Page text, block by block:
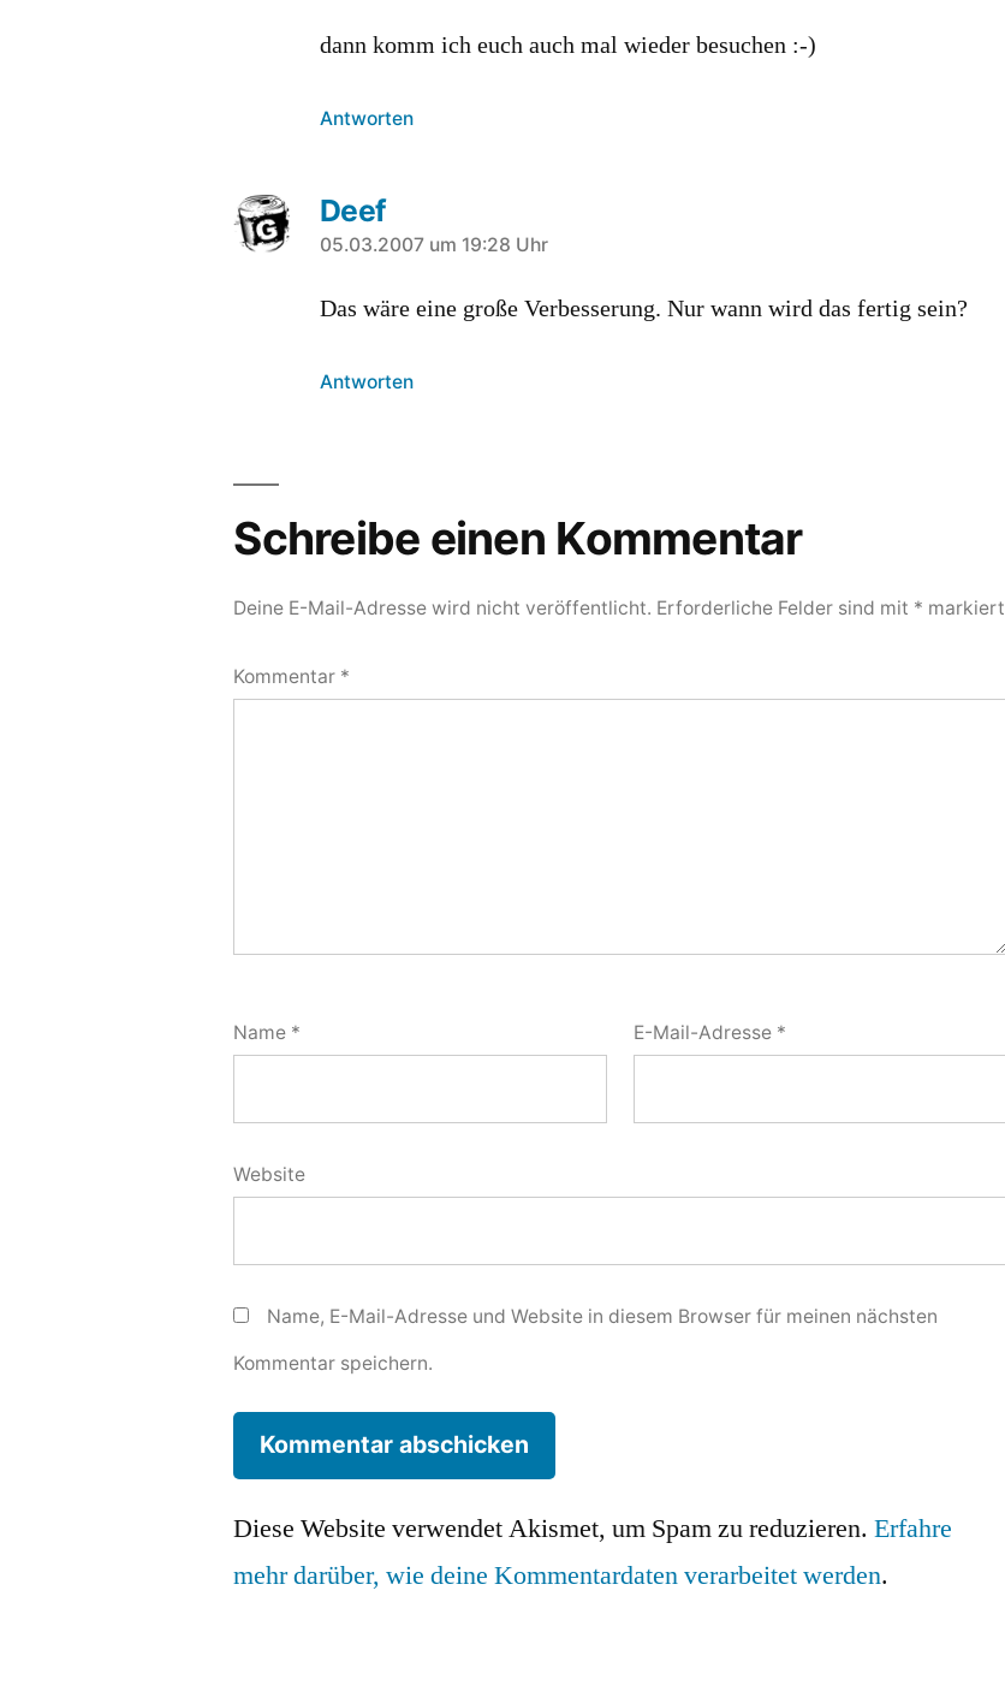
dann komm ich euch auch mal wieder besuchen :-)
Antworten
Deef
sagt:
05.03.2007 um 19:28 Uhr
Das wäre eine große Verbesserung. Nur wann wird das fertig sein?
Antworten
Schreibe einen Kommentar
Deine E-Mail-Adresse wird nicht veröffentlicht. Erforderliche Felder sind mit * markiert
Kommentar *
Name * E-Mail-Adresse *
Website
Name, E-Mail-Adresse und Website in diesem Browser für meinen nächsten
Kommentar speichern.
Diese Website verwendet Akismet, um Spam zu reduzieren.Erfahre
mehr darüber, wie deine Kommentardaten verarbeitet werden.